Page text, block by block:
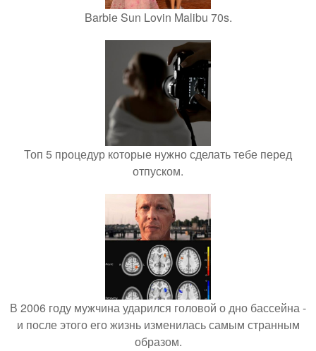
Barbie Sun Lovin Malibu 70s.
Топ 5 процедур которые нужно сделать тебе перед
отпуском.
В 2006 году мужчина ударился головой о дно бассейна -
и после этого его жизнь изменилась самым странным
образом.